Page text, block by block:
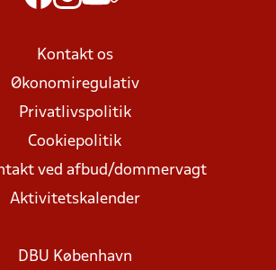
Kontakt os
Økonomiregulativ
Privatlivspolitik
Cookiepolitik
ved afbud/dommervagt
Aktivitetskalender
DBU København